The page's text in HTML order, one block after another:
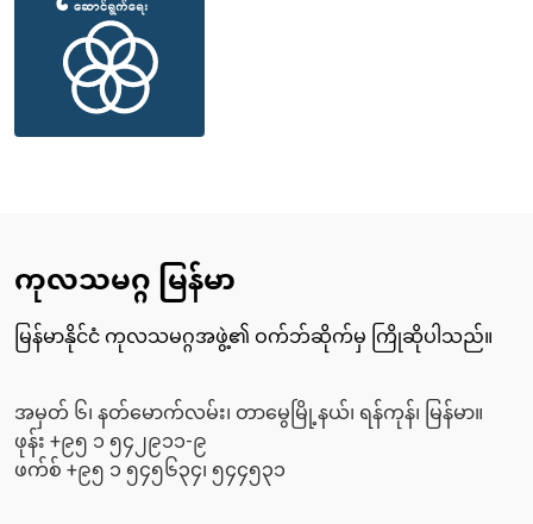
ကုလသမဂ္ဂ မြန်မာ
မြန်မာနိုင်ငံ ကုလသမဂ္ဂအဖွဲ့၏ ဝက်ဘ်ဆိုက်မှ ကြိုဆိုပါသည်။
အမှတ် ၆၊ နတ်မောက်လမ်း၊ တာမွေမြို့နယ်၊ ရန်ကုန်၊ မြန်မာ။
ဖုန်း +၉၅ ၁ ၅၄၂၉၁၁-၉
ဖက်စ် +၉၅ ၁ ၅၄၅၆၃၄၊ ၅၄၄၅၃၁